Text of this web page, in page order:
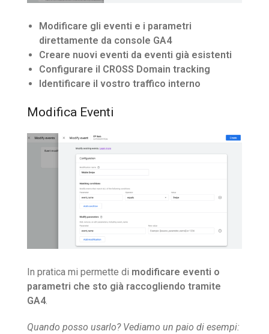
Modificare gli eventi e i parametri
direttamente da console GA4
Creare nuovi eventi da eventi già esistenti
Configurare il CROSS Domain tracking
Identificare il vostro traffico interno
Modifica Eventi
In pratica mi permette di modificare eventi o
parametri che sto già raccogliendo tramite
GA4.
Quando posso usarlo? Vediamo un paio di esempi: